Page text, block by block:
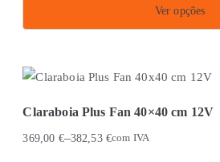
be
on
product
page
Ver opções
has
multiple
The
Claraboia Plus Fan 40×40 cm 12V
369,00 €–382,53 €com IVA